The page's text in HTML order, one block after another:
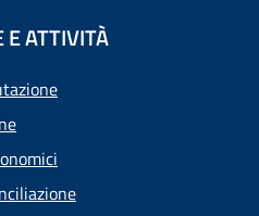
E ATTIVITÀ